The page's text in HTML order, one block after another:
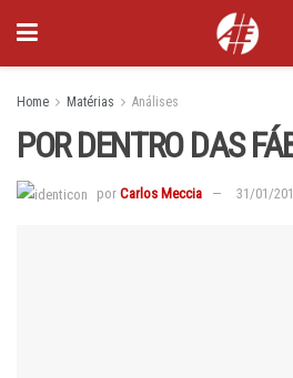
Home Matérias Análises
POR DENTRO DAS
por Carlos Meccia 31/01/